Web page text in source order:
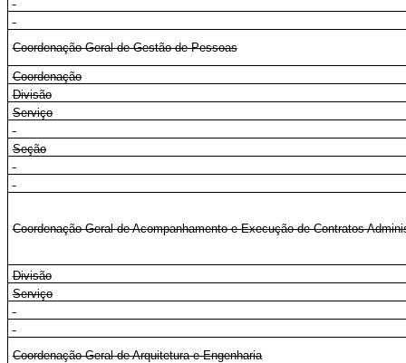
Coordenação-Geral de Gestão de Pessoas
Coordenação
Divisão
Serviço
Seção
Coordenação-Geral de Acompanhamento e Execução de Contratos
Divisão
Serviço
Coordenação-Geral de Arquitetura e Engenharia